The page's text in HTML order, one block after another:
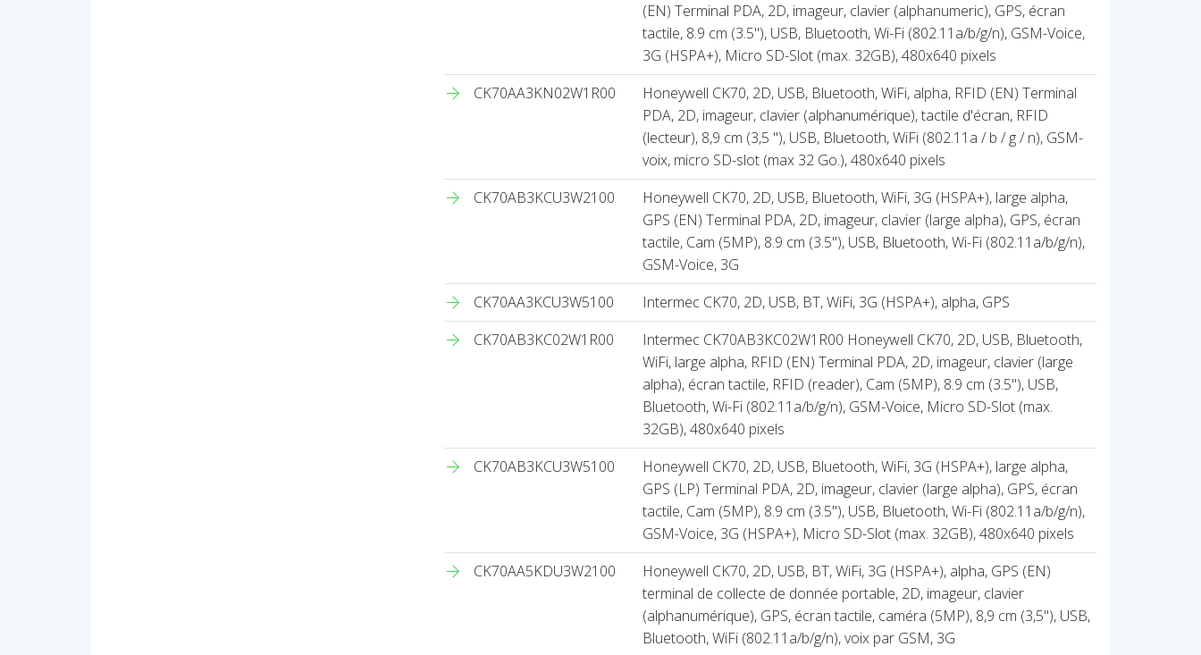
(EN) Terminal PDA, 2D, imageur, clavier (alphanumeric), GPS, écran
tactile, 8.9 cm (3.5''), USB, Bluetooth, Wi-Fi (802.11a/b/g/n), GSM-Voice,
3G (HSPA+), Micro SD-Slot (max. 32GB), 480x640 pixels
CK70AA3KN02W1R00
Honeywell CK70, 2D, USB, Bluetooth, WiFi, alpha, RFID (EN) Terminal
PDA, 2D, imageur, clavier (alphanumérique), tactile d'écran, RFID
(lecteur), 8,9 cm (3,5 ''), USB, Bluetooth, WiFi (802.11a / b / g / n), GSM-
voix, micro SD-slot (max 32 Go.), 480x640 pixels
CK70AB3KCU3W2100
Honeywell CK70, 2D, USB, Bluetooth, WiFi, 3G (HSPA+), large alpha,
GPS (EN) Terminal PDA, 2D, imageur, clavier (large alpha), GPS, écran
tactile, Cam (5MP), 8.9 cm (3.5''), USB, Bluetooth, Wi-Fi (802.11a/b/g/n),
GSM-Voice, 3G
CK70AA3KCU3W5100
Intermec CK70, 2D, USB, BT, WiFi, 3G (HSPA+), alpha, GPS
CK70AB3KC02W1R00
Intermec CK70AB3KC02W1R00 Honeywell CK70, 2D, USB, Bluetooth,
WiFi, large alpha, RFID (EN) Terminal PDA, 2D, imageur, clavier (large
alpha), écran tactile, RFID (reader), Cam (5MP), 8.9 cm (3.5''), USB,
Bluetooth, Wi-Fi (802.11a/b/g/n), GSM-Voice, Micro SD-Slot (max.
32GB), 480x640 pixels
CK70AB3KCU3W5100
Honeywell CK70, 2D, USB, Bluetooth, WiFi, 3G (HSPA+), large alpha,
GPS (LP) Terminal PDA, 2D, imageur, clavier (large alpha), GPS, écran
tactile, Cam (5MP), 8.9 cm (3.5''), USB, Bluetooth, Wi-Fi (802.11a/b/g/n),
GSM-Voice, 3G (HSPA+), Micro SD-Slot (max. 32GB), 480x640 pixels
CK70AA5KDU3W2100
Honeywell CK70, 2D, USB, BT, WiFi, 3G (HSPA+), alpha, GPS (EN)
terminal de collecte de donnée portable, 2D, imageur, clavier
(alphanumérique), GPS, écran tactile, caméra (5MP), 8,9 cm (3,5''), USB,
Bluetooth, WiFi (802.11a/b/g/n), voix par GSM, 3G